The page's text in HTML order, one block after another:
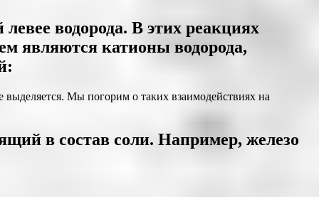
водорода. В этих реакциях
являются катионы водорода,
Мы погорим о таких взаимодействиях на
в состав соли. Например, железо